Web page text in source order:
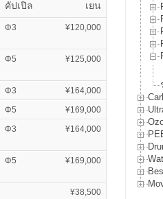
คัปเปิล
เยน
Φ3 ¥120,000
Φ5 ¥125,000
Φ3
¥164,000
Φ5
¥169,000
Φ3 ¥164,000
Φ5 ¥169,000
¥38,500